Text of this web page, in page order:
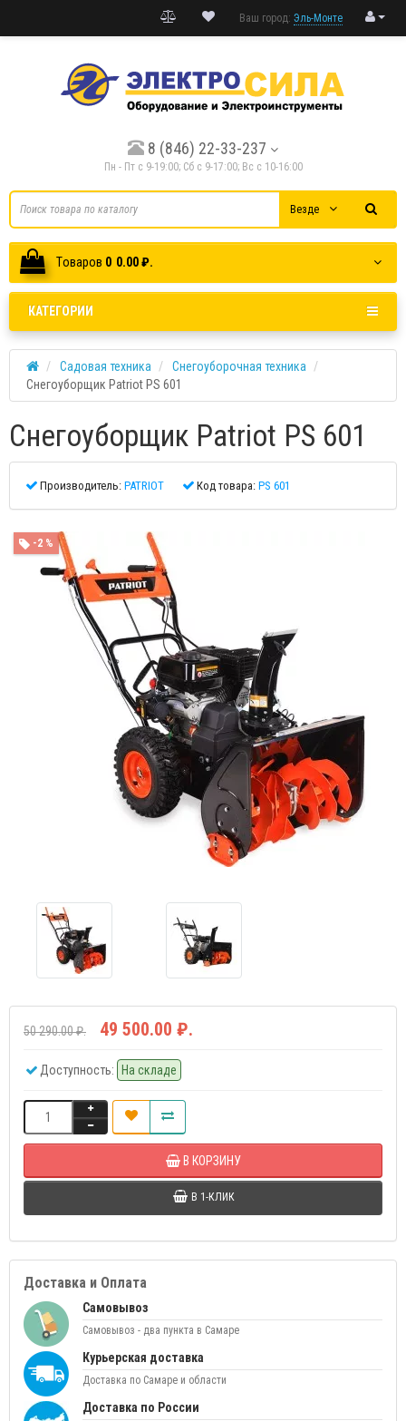
Ваш город: Эль-Монте
8 (846) 22-33-237
Пн - Пт с 9-19:00; Cб с 9-17:00; Вс с 10-16:00
Везде
Tоваров 0 0.00 ₽.
КАТЕГОРИИ
Садовая техника
Снегоуборочная техника
Cнегоуборщик Patriot PS 601
Cнегоуборщик Patriot PS 601
Производитель: PATRIOT Код товара: PS 601
-2 %
50 290.00 ₽. 49 500.00 ₽.
Доступность: На складе
В КОРЗИНУ
В 1-КЛИК
Доставка и Оплата
Самовывоз
Самовывоз - два пункта в Самаре
Курьерская доставка
Доставка по Самаре и области
Доставка по России